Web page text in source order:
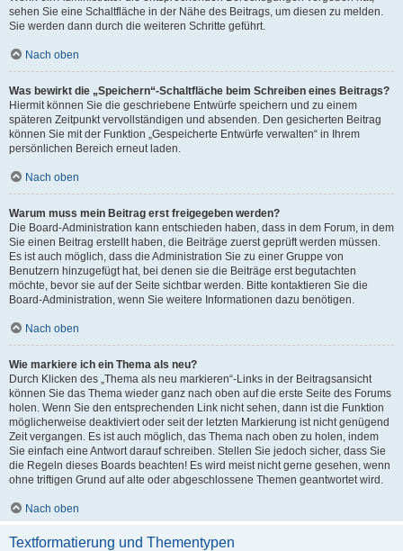
sehen Sie eine Schaltfläche in der Nähe des Beitrags, um diesen zu melden.
Sie werden dann durch die weiteren Schritte geführt.
Nach oben
Was bewirkt die „Speichern“-Schaltfläche beim Schreiben eines Beitrags?
Hiermit können Sie die geschriebene Entwürfe speichern und zu einem
späteren Zeitpunkt vervollständigen und absenden. Den gesicherten Beitrag
können Sie mit der Funktion „Gespeicherte Entwürfe verwalten“ in Ihrem
persönlichen Bereich erneut laden.
Nach oben
Warum muss mein Beitrag erst freigegeben werden?
Die Board-Administration kann entschieden haben, dass in dem Forum, in dem
Sie einen Beitrag erstellt haben, die Beiträge zuerst geprüft werden müssen.
Es ist auch möglich, dass die Administration Sie zu einer Gruppe von
Benutzern hinzugefügt hat, bei denen sie die Beiträge erst begutachten
möchte, bevor sie auf der Seite sichtbar werden. Bitte kontaktieren Sie die
Board-Administration, wenn Sie weitere Informationen dazu benötigen.
Nach oben
Wie markiere ich ein Thema als neu?
Durch Klicken des „Thema als neu markieren“-Links in der Beitragsansicht
können Sie das Thema wieder ganz nach oben auf die erste Seite des Forums
holen. Wenn Sie den entsprechenden Link nicht sehen, dann ist die Funktion
möglicherweise deaktiviert oder seit der letzten Markierung ist nicht genügend
Zeit vergangen. Es ist auch möglich, das Thema nach oben zu holen, indem
Sie einfach eine Antwort darauf schreiben. Stellen Sie jedoch sicher, dass Sie
die Regeln dieses Boards beachten! Es wird meist nicht gerne gesehen, wenn
ohne triftigen Grund auf alte oder abgeschlossene Themen geantwortet wird.
Nach oben
Textformatierung und Thementypen